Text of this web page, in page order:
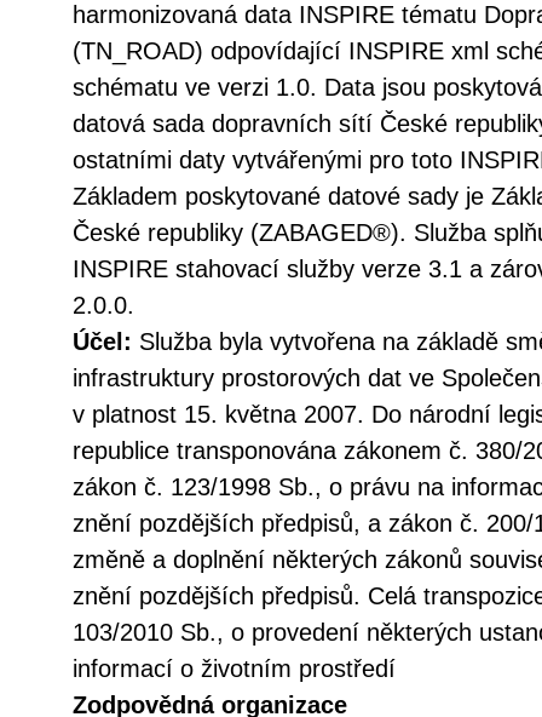
harmonizovaná data INSPIRE tématu
(TN_ROAD) odpovídající INSPIRE xml
schématu ve verzi 1.0. Data jsou
datová sada dopravních sítí České
ostatními daty vytvářenými pro toto
Základem poskytované datové sady je
České republiky (ZABAGED®). Služba
INSPIRE stahovací služby verze 3.1 a
2.0.0.
Účel: Služba byla vytvořena na základě
infrastruktury prostorových dat ve
v platnost 15. května 2007. Do národní
republice transponována zákonem č. 380/
zákon č. 123/1998 Sb., o právu na
znění pozdějších předpisů, a zákon č.
změně a doplnění některých zákonů
znění pozdějších předpisů. Celá
103/2010 Sb., o provedení některých
informací o životním prostředí
Zodpovědná organizace